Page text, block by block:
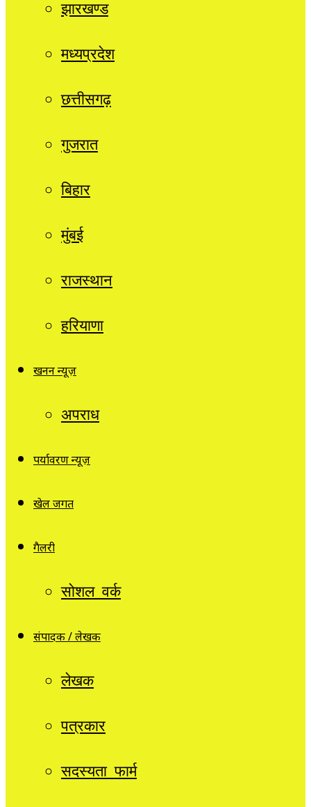
झारखण्ड
मध्यप्रदेश
छत्तीसगढ़
गुजरात
बिहार
मुंबई
राजस्थान
हरियाणा
खनन न्यूज़
अपराध
पर्यावरण न्यूज़
खेल जगत
गैलरी
सोशल वर्क
संपादक / लेखक
लेखक
पत्रकार
सदस्यता फार्म